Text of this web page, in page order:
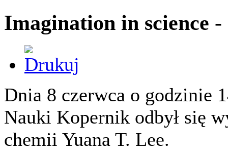
Imagination in science
Dnia 8 czerwca o godzinie
Nauki Kopernik odbył się
chemii Yuana T. Lee.